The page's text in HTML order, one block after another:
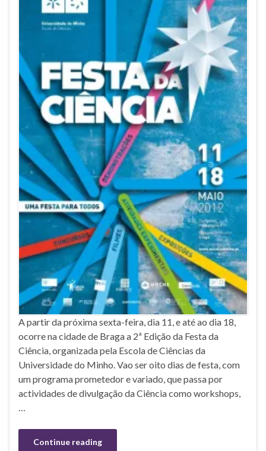
A partir da próxima sexta-feira, dia 11, e até ao dia 18,
ocorre na cidade de Braga a 2ª Edição da Festa da
Ciência, organizada pela Escola de Ciências da
Universidade do Minho. Vao ser oito dias de festa, com
um programa prometedor e variado, que passa por
actividades de divulgação da Ciência como workshops,
…
Continue reading